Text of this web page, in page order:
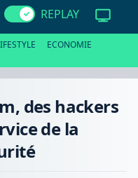
REPLAY
ECONOMIE
des hackers
de la